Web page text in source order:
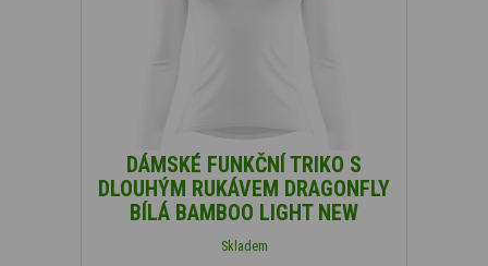
DÁMSKÉ FUNKČNÍ TRIKO S
DLOUHÝM RUKÁVEM DRAGONFLY
BÍLÁ BAMBOO LIGHT NEW
Skladem